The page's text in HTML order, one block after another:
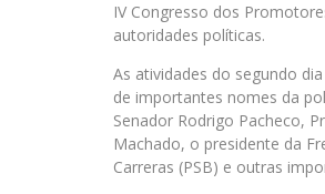
IV Congresso dos
autoridades políticas.
As atividades do segundo
de importantes nomes da
Senador Rodrigo Pacheco,
Machado, o presidente da
Carreras (PSB) e outras